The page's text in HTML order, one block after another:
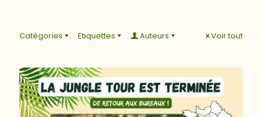
Catégories Etiquettes Auteurs Voir tout